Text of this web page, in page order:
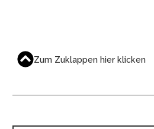
Zum Zuklappen hier klicken